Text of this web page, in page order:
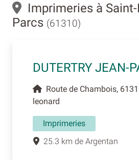
Imprimeries à
Parcs (61310)
DUTERTRY JEAN-
Route de Chambois,
leonard
Imprimeries
25.3 km de Argentan